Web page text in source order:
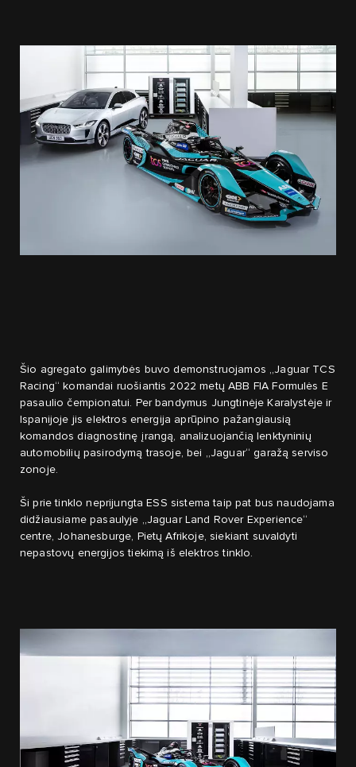
Šio agregato galimybės buvo demonstruojamos „Jaguar TCS
Racing“ komandai ruošiantis 2022 metų ABB FIA Formulės E
pasaulio čempionatui. Per bandymus Jungtinėje Karalystėje ir
Ispanijoje jis elektros energija aprūpino pažangiausią
komandos diagnostinę įrangą, analizuojančią lenktyninių
automobilių pasirodymą trasoje, bei „Jaguar“ garažą serviso
zonoje.
Ši prie tinklo neprijungta ESS sistema taip pat bus naudojama
didžiausiame pasaulyje „Jaguar Land Rover Experience“
centre, Johanesburge, Pietų Afrikoje, siekiant suvaldyti
nepastovų energijos tiekimą iš elektros tinklo.